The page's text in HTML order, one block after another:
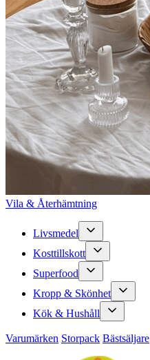
Vila & Återhämtning
Livsmedel
Kosttillskott
Superfood
Kropp & Skönhet
Kök & Hushåll
Varumärken Storpack Bästsäljare